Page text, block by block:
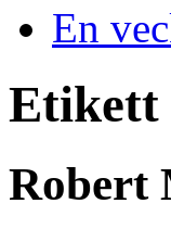
En
Etikett
Robert